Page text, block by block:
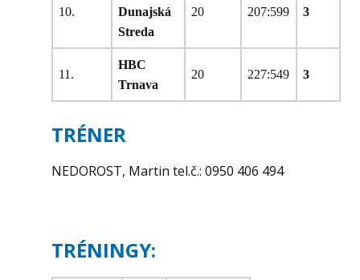
10.
Dunajská
Streda
20 207:599 3
11.
HBC
Trnava
20 227:549 3
TRÉNER
NEDOROST, Martin tel.č.: 0950 406 494
TRÉNINGY: